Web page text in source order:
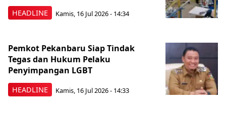
HEADLINE Kamis, 16 Jul 2026 - 14:34
HEADLINE
Pemkot Pekanbaru Siap Tindak
Tegas dan Hukum Pelaku
Penyimpangan LGBT
Kamis, 16 Jul 2026 - 14:33